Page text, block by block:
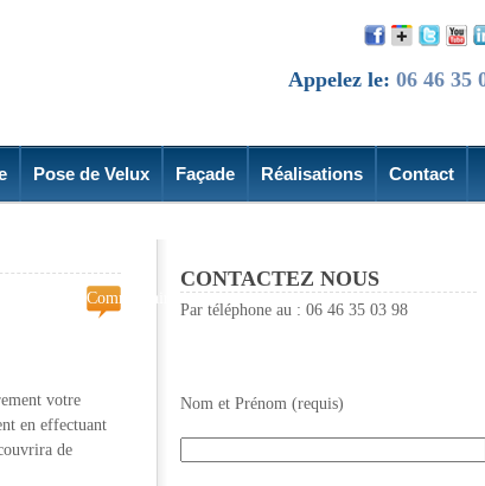
Appelez le: 06 46 35
Pose de Velux Façade Réalisations Contact
Commentaires
fermés
toiture
votre
en effectuant
de
CONTACTEZ NOUS
Par téléphone au : 06 46 35 03 98
Nom et Prénom (requis)